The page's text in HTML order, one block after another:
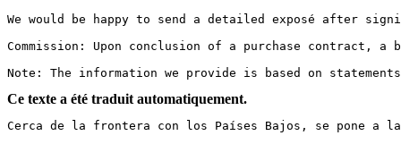
We would be happy to send a detailed exposé after
Commission: Upon conclusion of a purchase contract,
Note: The information we provide is based on
Ce texte a été traduit automatiquement.
Cerca de la frontera con los Países Bajos, se pone a